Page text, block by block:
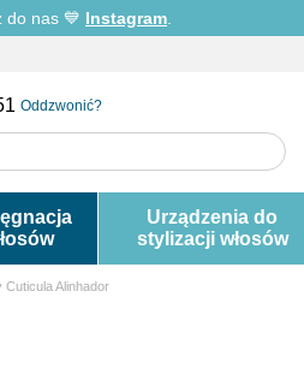
do nas 💙 Instagram
Oddzwonić?
Urządzenia do
stylizacji włosów
Alinhador